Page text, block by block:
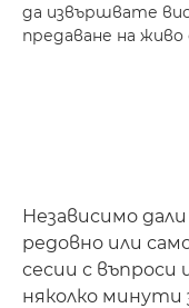
да извършвате
предаване на
Независимо
редовно или
сесии с
няколко минути